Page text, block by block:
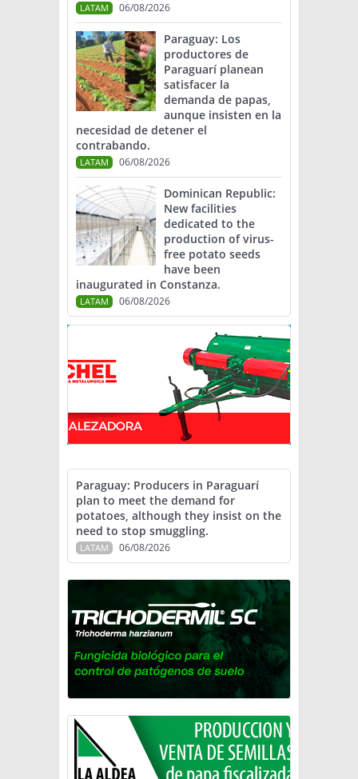
LATAM 06/08/2026
Paraguay: Los
productores de
Paraguarí planean
satisfacer la
demanda de papas,
aunque insisten en la
necesidad de detener el
contrabando.
LATAM 06/08/2026
Dominican Republic:
New facilities
dedicated to the
production of virus-
free potato seeds
have been
inaugurated in Constanza.
LATAM 06/08/2026
Paraguay: Producers in Paraguarí
plan to meet the demand for
potatoes, although they insist on the
need to stop smuggling.
LATAM 06/08/2026